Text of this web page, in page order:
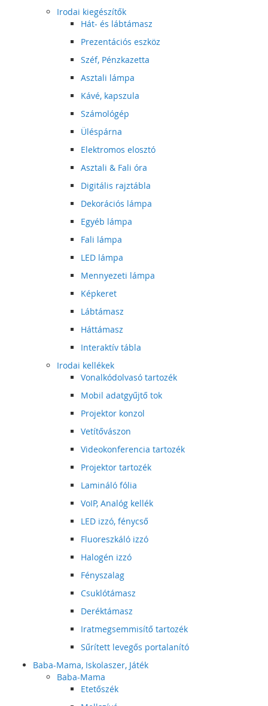
Irodai kiegészítők
Hát- és lábtámasz
Prezentációs eszköz
Széf, Pénzkazetta
Asztali lámpa
Kávé, kapszula
Számológép
Üléspárna
Elektromos elosztó
Asztali & Fali óra
Digitális rajztábla
Dekorációs lámpa
Egyéb lámpa
Fali lámpa
LED lámpa
Mennyezeti lámpa
Képkeret
Lábtámasz
Háttámasz
Interaktív tábla
Irodai kellékek
Vonalkódolvasó tartozék
Mobil adatgyűjtő tok
Projektor konzol
Vetítővászon
Videokonferencia tartozék
Projektor tartozék
Lamináló fólia
VoIP, Analóg kellék
LED izzó, fénycső
Fluoreszkáló izzó
Halogén izzó
Fényszalag
Csuklótámasz
Deréktámasz
Iratmegsemmisítő tartozék
Sűrített levegős portalanító
Baba-Mama, Iskolaszer, Játék
Baba-Mama
Etetőszék